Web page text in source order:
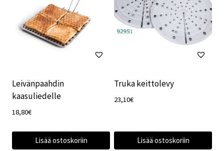
Leivänpaahdin
kaasuliedelle
18,80€
Lisää ostoskoriin
Truka keittolevy
23,10€
Lisää ostoskoriin